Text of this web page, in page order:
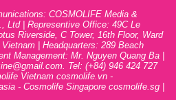
COSMOLIFE Media &
Ltd | Representive Office: 49C Le
Riverside, C Tower, 16th Floor, Ward
| Headquarters: 289 Beach
Management: Mr. Nguyen Quang Ba |
Tel: (+84) 946 424 727
Vietnam cosmolife.vn -
- Cosmolife Singapore cosmolife.sg |